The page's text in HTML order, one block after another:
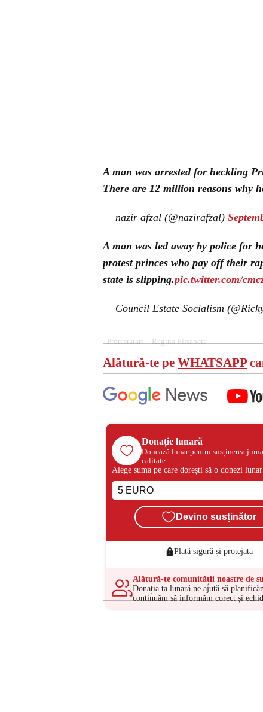
A man was arrested for heckling
There are 12 million reasons why
— nazir afzal (@nazirafzal)
A man was led away by police for
protest princes who pay off their
state is slipping.pic.twitter.com/
— Council Estate Socialism
Protestatari Regina Elisabeta
Alătură-te pe WHATSAPP
Donație lunară
Donează lunar pentru susținerea
calitate
Alege suma pe care dorești să o donezi lunar
Devino susținător
Plată sigură și protejată
Alătură-te comunității noastre de
Donația ta lunară ne ajută să
continuăm să informăm corect și